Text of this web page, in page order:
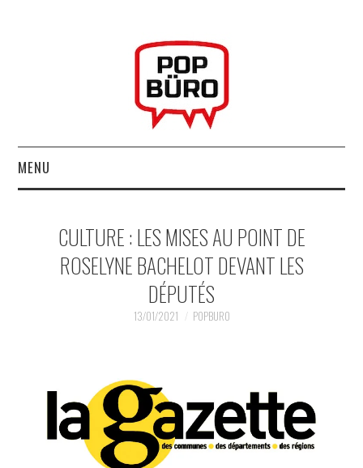
MENU
MUSIQUESACTUELLES.NET
GABBA GABBA HEY !
DOKO
CULTURE : LES MISES AU POINT DE
ROSELYNE BACHELOT DEVANT LES
DÉPUTÉS
13/01/2021 POPBURO